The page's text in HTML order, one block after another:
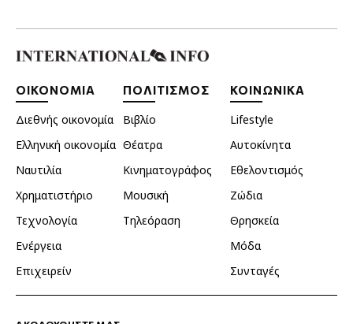
ΟΙΚΟΝΟΜΙΑ
Διεθνής οικονομία
Ελληνική οικονομία
Ναυτιλία
Χρηματιστήριο
Τεχνολογία
Ενέργεια
Επιχειρείν
ΠΟΛΙΤΙΣΜΟΣ
Βιβλίο
Θέατρα
Κινηματογράφος
Μουσική
Τηλεόραση
ΚΟΙΝΩΝΙΚΑ
Lifestyle
Αυτοκίνητα
Εθελοντισμός
Ζώδια
Θρησκεία
Μόδα
Συνταγές